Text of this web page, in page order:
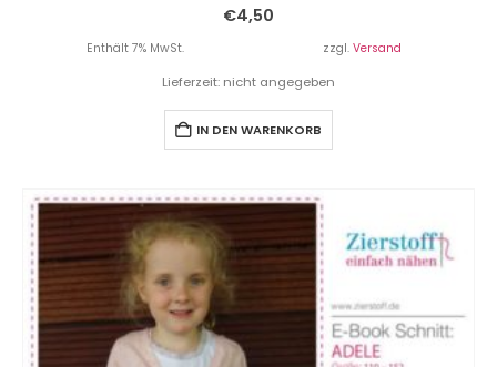
€4,50
Enthält 7% MwSt. zzgl. Versand
Lieferzeit: nicht angegeben
IN DEN WARENKORB